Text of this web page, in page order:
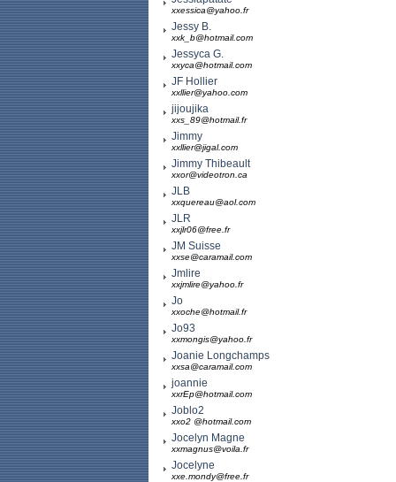
xxessica@yahoo.fr
Jessy B.
xxk_b@hotmail.com
Jessyca G.
xxyca@hotmail.com
JF Hollier
xxllier@yahoo.com
jijoujika
xxs_89@hotmail.fr
Jimmy
xxllier@jigal.com
Jimmy Thibeault
xxor@videotron.ca
JLB
xxquereau@aol.com
JLR
xxjlr06@free.fr
JM Suisse
xxse@caramail.com
Jmlire
xxjmlire@yahoo.fr
Jo
xxoche@hotmail.fr
Jo93
xxmongis@yahoo.fr
Joanie Longchamps
xxsa@caramail.com
joannie
xxrEp@hotmail.com
Joblo2
xxo2 @hotmail.com
Jocelyn Magne
xxmagnus@voila.fr
Jocelyne
xxe.mondy@free.fr